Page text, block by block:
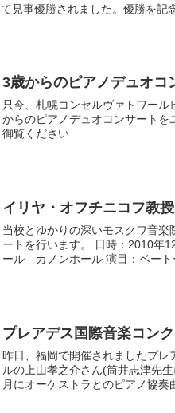
て見事優勝されました。優勝を記
3歳からのピアノデュオコ
只今、札幌コンセルヴァトワー
からのピアノデュオコンサートを
御覧ください
イリヤ・オフチニコフ教
当校とゆかりの深いモスクワ音
ートを行います。 日時：2010
ール カノンホール 演目：ベー
プレアデス国際音楽コン
昨日、福岡で開催されましたプ
ルの上山孝之介さん(筒井志津先
月にオーケストラとのピアノ協奏